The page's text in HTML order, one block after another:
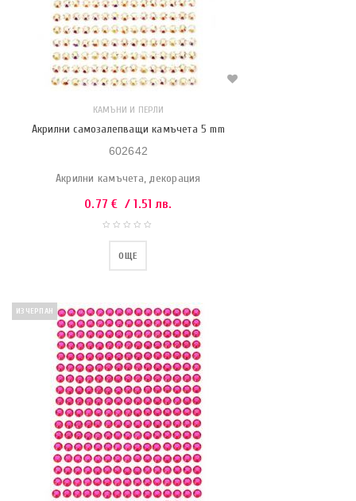
КАМЪНИ И ПЕРЛИ
Акрилни самозалепващи камъчета 5 mm
602642
Акрилни камъчета, декорация
0.77€ / 1.51 лв.
ОЩЕ
ИЗЧЕРПАН